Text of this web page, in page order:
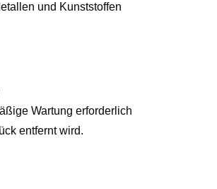
und Kunststoffen
Wartung erforderlich
entfernt wird.